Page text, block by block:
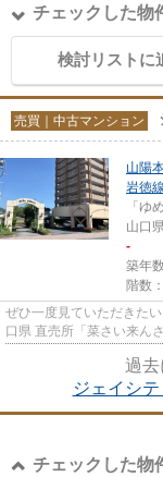
チェックした物
検討リストに
売買｜中古マンション
山陽
岩徳線
「ゆ
山口
-
築年
階数
ぜひ一度見ていただきた
口県 直売所「菜さい来ん
過去
ジェイシ
チェックした物